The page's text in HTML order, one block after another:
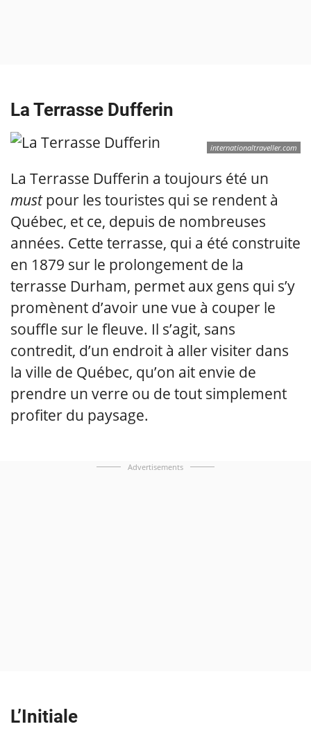
La Terrasse Dufferin
internationaltraveller.com
La Terrasse Dufferin a toujours été un
mustpour les touristes qui se rendent à
Québec, et ce, depuis de nombreuses
années. Cette terrasse, qui a été construite
en 1879 sur le prolongement de la
terrasse Durham, permet aux gens qui s’y
promènent d’avoir une vue à couper le
souffle sur le fleuve. Il s’agit, sans
contredit, d’un endroit à aller visiter dans
la ville de Québec, qu’on ait envie de
prendre un verre ou de tout simplement
profiter du paysage.
Advertisements
L’Initiale